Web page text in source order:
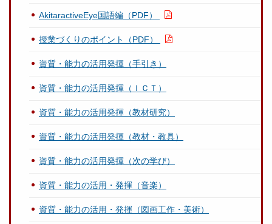
AkitaractiveEye国語編（PDF）
授業づくりのポイント（PDF）
資質・能力の活用発揮（手引き）
資質・能力の活用発揮（ＩＣＴ）
資質・能力の活用発揮（教材研究）
資質・能力の活用発揮（教材・教具）
資質・能力の活用発揮（次の学び）
資質・能力の活用・発揮（音楽）
資質・能力の活用・発揮（図画工作・美術）